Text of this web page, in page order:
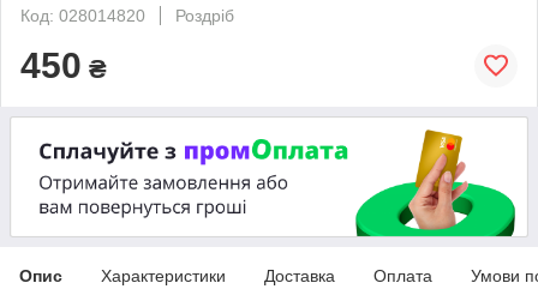
Код: 028014820
Роздріб
450 ₴
Опис Характеристики Доставка Оплата Умови